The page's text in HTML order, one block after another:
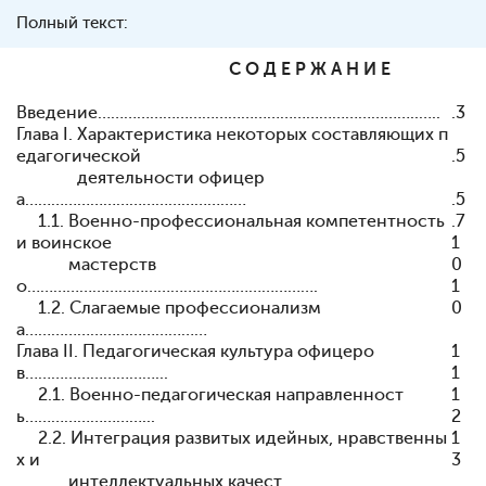
Полный текст:
С О Д Е Р Ж А Н И Е
Введение………………………………………………………………..…..
Глава I. Характеристика некоторых составляющих п
едагогической
деятельности офицер
а……………………………………………
1.1. Военно-профессиональная компетентность
и воинское
мастерств
о………………………………………………………….
1.2. Слагаемые профессионализм
а……………………………………
Глава II. Педагогическая культура офицеро
в…………………………...
2.1. Военно-педагогическая направленност
ь………………………...
2.2. Интеграция развитых идейных, нравствен­ны
х и
интеллектуальных качест
.3
.5
.5
.7
1
0
1
0
1
1
1
2
1
3